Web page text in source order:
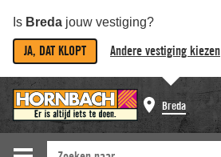
Is Breda jouw vestiging?
JA, DAT KLOPT Andere vestiging kiezen
Breda